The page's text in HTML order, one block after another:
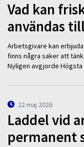
Vad kan
användas
Arbetsgivare kan
finns några saker att
Nyligen avgjorde
22 maj 2026
Laddel vid
permanent